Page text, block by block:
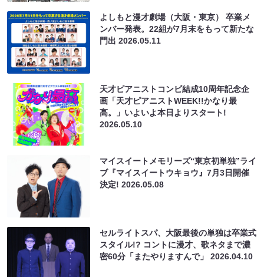
よしもと漫才劇場（大阪・東京） 卒業メ
ンバー発表。22組が7月末をもって新たな
門出2026.05.11
天才ピアニストコンビ結成10周年記念企
画「天才ピアニストWEEK!!かなり最
高。」いよいよ本日よりスタート!
2026.05.10
マイスイートメモリーズ“東京初単独”ライ
ブ『マイスイートウキョウ』7月3日開催
決定!2026.05.08
セルライトスパ、大阪最後の単独は卒業式
スタイル!? コントに漫才、歌ネタまで濃
密60分「またやりますんで」2026.04.10